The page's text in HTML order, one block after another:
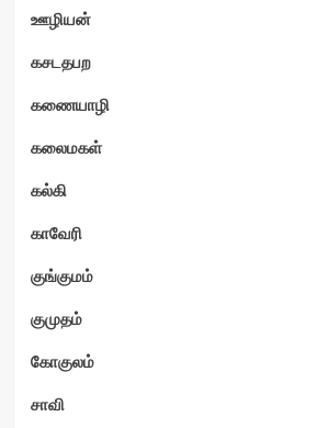
ஊழியன்
கசடதபற
கணையாழி
கலைமகள்
கல்கி
காவேரி
குங்குமம்
குமுதம்
கோகுலம்
சாவி